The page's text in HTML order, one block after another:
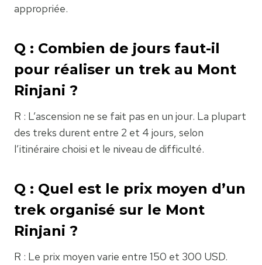
appropriée.
Q : Combien de jours faut-il
pour réaliser un trek au Mont
Rinjani ?
R : L’ascension ne se fait pas en un jour. La plupart
des treks durent entre 2 et 4 jours, selon
l’itinéraire choisi et le niveau de difficulté.
Q : Quel est le prix moyen d’un
trek organisé sur le Mont
Rinjani ?
R : Le prix moyen varie entre 150 et 300 USD.